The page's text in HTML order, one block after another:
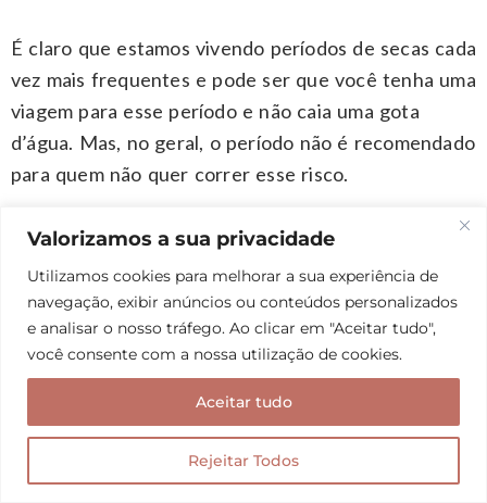
Valorizamos a sua privacidade
Utilizamos cookies para melhorar a sua experiência de
navegação, exibir anúncios ou conteúdos personalizados
e analisar o nosso tráfego. Ao clicar em "Aceitar tudo",
você consente com a nossa utilização de cookies.
Rejeitar Todos
Aceitar tudo
É claro que estamos vivendo períodos de secas cada
vez mais frequentes e pode ser que você tenha uma
viagem para esse período e não caia uma gota
d’água. Mas, no geral, o período não é recomendado
para quem não quer correr esse risco.
Inverno no Ceará
Já o inverno é a estação mais indicada para fazer
turismo no Ceará. Ainda faz bastante calor e, a
partir de junho, os dias de céu azulzinho são
Estado, das praias ao sertão, com tranquilidade.